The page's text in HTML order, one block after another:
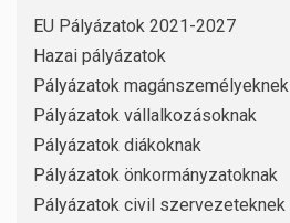
EU Pályázatok 2021-2027
Hazai pályázatok
Pályázatok magánszemélyeknek
Pályázatok vállalkozásoknak
Pályázatok diákoknak
Pályázatok önkormányzatoknak
Pályázatok civil szervezeteknek